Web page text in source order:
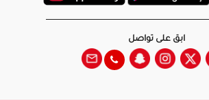
ابق على تواصل